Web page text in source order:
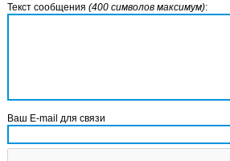
Текст сообщения (400 символов максимум):
Ваш E-mail для связи